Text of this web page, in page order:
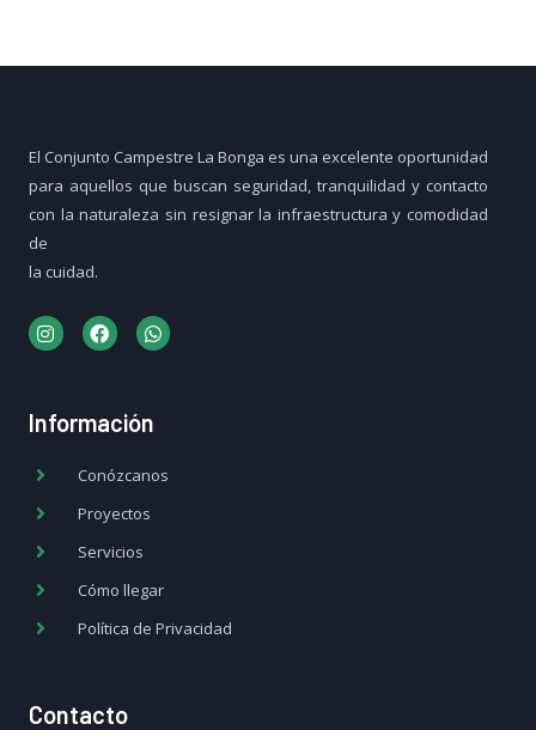
El Conjunto Campestre La Bonga es una excelente oportunidad
para aquellos que buscan seguridad, tranquilidad y contacto
con la naturaleza sin resignar la infraestructura y comodidad
de
la cuidad.
I
n
g
r
m
F
a
o
o
W
h
a
p
Información
Conózcanos
Proyectos
Servicios
Cómo llegar
Política de Privacidad
Contacto